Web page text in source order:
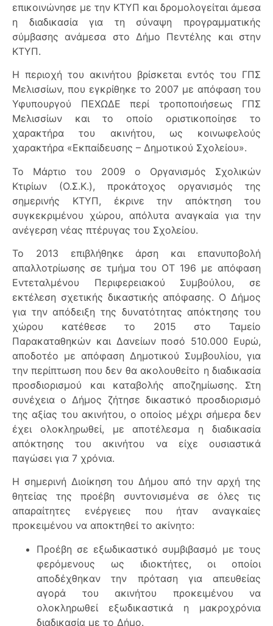
επικοινώνησε με την ΚΤΥΠ και δρομολογείται άμεσα
η διαδικασία για τη σύναψη προγραμματικής
σύμβασης ανάμεσα στο Δήμο Πεντέλης και στην
ΚΤΥΠ.
Η περιοχή του ακινήτου βρίσκεται εντός του ΓΠΣ
Μελισσίων, που εγκρίθηκε το 2007 με απόφαση του
Υφυπουργού ΠΕΧΩΔΕ περί τροποποιήσεως ΓΠΣ
Μελισσίων και το οποίο οριστικοποίησε το
χαρακτήρα του ακινήτου, ως κοινωφελούς
χαρακτήρα «Εκπαίδευσης – Δημοτικού Σχολείου».
Το Μάρτιο του 2009 ο Οργανισμός Σχολικών
Κτιρίων (Ο.Σ.Κ.), προκάτοχος οργανισμός της
σημερινής ΚΤΥΠ, έκρινε την απόκτηση του
συγκεκριμένου χώρου, απόλυτα αναγκαία για την
ανέγερση νέας πτέρυγας του Σχολείου.
Το 2013 επιβλήθηκε άρση και επανυποβολή
απαλλοτρίωσης σε τμήμα του ΟΤ 196 με απόφαση
Εντεταλμένου Περιφερειακού Συμβούλου, σε
εκτέλεση σχετικής δικαστικής απόφασης. Ο Δήμος
για την απόδειξη της δυνατότητας απόκτησης του
χώρου κατέθεσε το 2015 στο Ταμείο
Παρακαταθηκών και Δανείων ποσό 510.000 Ευρώ,
αποδοτέο με απόφαση Δημοτικού Συμβουλίου, για
την περίπτωση που δεν θα ακολουθείτο η διαδικασία
προσδιορισμού και καταβολής αποζημίωσης. Στη
συνέχεια ο Δήμος ζήτησε δικαστικό προσδιορισμό
της αξίας του ακινήτου, ο οποίος μέχρι σήμερα δεν
έχει ολοκληρωθεί, με αποτέλεσμα η διαδικασία
απόκτησης του ακινήτου να είχε ουσιαστικά
παγώσει για 7 χρόνια.
Η σημερινή Διοίκηση του Δήμου από την αρχή της
θητείας της προέβη συντονισμένα σε όλες τις
απαραίτητες ενέργειες που ήταν αναγκαίες
προκειμένου να αποκτηθεί το ακίνητο:
Προέβη σε εξωδικαστικό συμβιβασμό με τους
φερόμενους ως ιδιοκτήτες, οι οποίοι
αποδέχθηκαν την πρόταση για απευθείας
αγορά του ακινήτου προκειμένου να
ολοκληρωθεί εξωδικαστικά η μακροχρόνια
διαδικασία με το Δήμο.